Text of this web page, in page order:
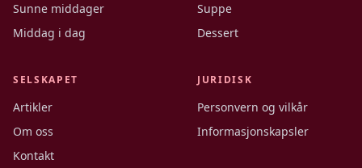
Sunne middager
Middag i dag
Suppe
Dessert
SELSKAPET
Artikler
Om oss
Kontakt
JURIDISK
Personvern og vilkår
Informasjonskapsler